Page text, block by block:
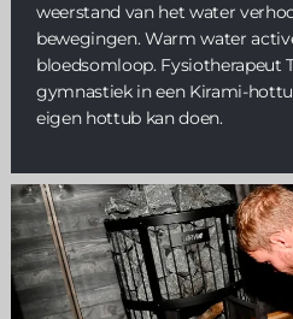
weerstand van het water
bewegingen. Warm water
bloedsomloop. Fysiotherapeut
gymnastiek in een Kirami-
eigen hottub kan doen.